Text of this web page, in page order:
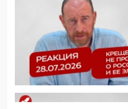
09:43, 01 Июня 2026
5G за счет здоровья
отобрать у регионов и
защищать жилые дома и
05:58, 26 Мая 2026
Роскомнадзор освободили от
деструктивным и опасным
07:39, 25 Мая 2026